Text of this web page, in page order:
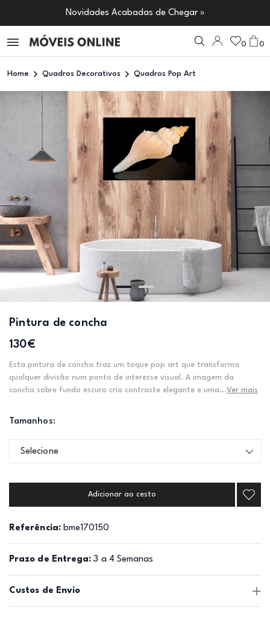
Novidades Acabadas de Chegar »
0 0
Home Quadros Decorativos Quadros Pop Art
Pintura de concha
130€
Esta pintura de concha traz um toque pop art que transforma
qualquer divisão num ponto de interesse visual. A imagem da
concha sobre fundo escuro cria contraste elegante e uma...Ver mais
Tamanhos:
Selecione
Adicionar ao cesto
Referência: bme170150
Prazo de Entrega: 3 a 4 Semanas
Custos de Envio